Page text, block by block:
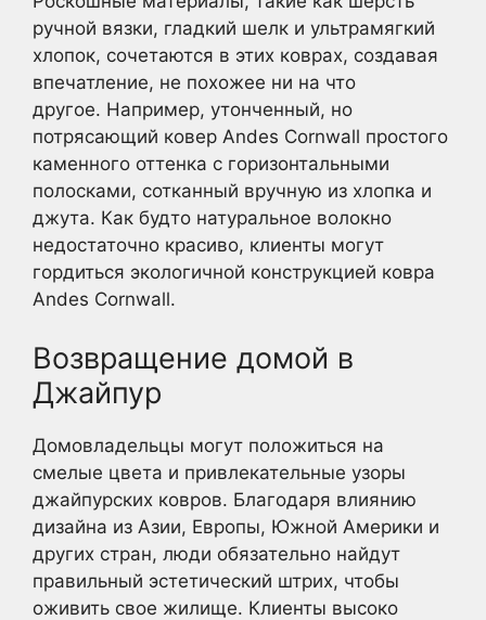
ручной вязки, гладкий шелк и ультрамягкий
хлопок, сочетаются в этих коврах, создавая
впечатление, не похожее ни на что
другое. Например, утонченный, но
потрясающий ковер Andes Cornwall простого
каменного оттенка с горизонтальными
полосками, сотканный вручную из хлопка и
джута. Как будто натуральное волокно
недостаточно красиво, клиенты могут
гордиться экологичной конструкцией ковра
Andes Cornwall.
Возвращение домой в
Джайпур
Домовладельцы могут положиться на
смелые цвета и привлекательные узоры
джайпурских ковров. Благодаря влиянию
дизайна из Азии, Европы, Южной Америки и
других стран, люди обязательно найдут
правильный эстетический штрих, чтобы
оживить свое жилище. Клиенты высоко